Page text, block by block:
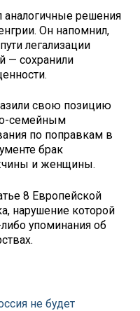
аналогичные решения
Он напомнил,
легализации
— сохранили
свою позицию
семейным
по поправкам в
брак
и женщины.
8 Европейской
нарушение которой
упоминания об
не будет